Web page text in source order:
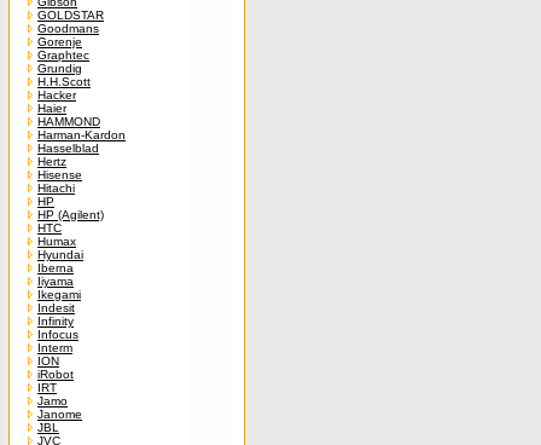
GOLDSTAR
Goodmans
Gorenje
Graphtec
Grundig
H.H.Scott
Hacker
Haier
HAMMOND
Harman-Kardon
Hasselblad
Hertz
Hisense
Hitachi
HP
HP (Agilent)
HTC
Humax
Hyundai
Iberna
Iiyama
Ikegami
Indesit
Infinity
Infocus
Interm
ION
iRobot
IRT
Jamo
Janome
JBL
JVC